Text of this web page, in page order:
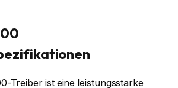
Treiber ist eine leistungsstarke